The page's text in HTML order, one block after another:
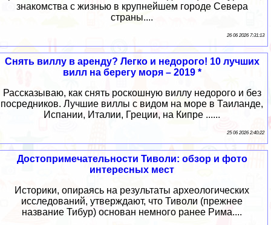
знакомства с жизнью в крупнейшем городе Севера
страны....
26 06 2026 7:31:13
Снять виллу в аренду? Легко и недорого! 10 лучших
вилл на берегу моря – 2019 *
Рассказываю, как снять роскошную виллу недорого и без
посредников. Лучшие виллы с видом на море в Таиланде,
Испании, Италии, Греции, на Кипре ......
25 06 2026 2:40:22
Достопримечательности Тиволи: обзор и фото
интересных мест
Историки, опираясь на результаты археологических
исследований, утверждают, что Тиволи (прежнее
название Тибур) основан немного ранее Рима....